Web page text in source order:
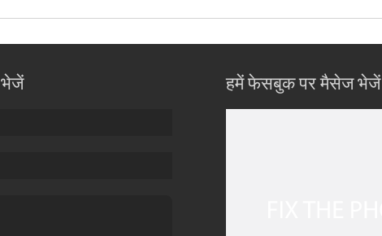
भेजें हमें फेसबुक पर मैसेज भेजें